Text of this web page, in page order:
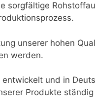
sorgfältige
unserer hohen
werden.
und in
Produkte